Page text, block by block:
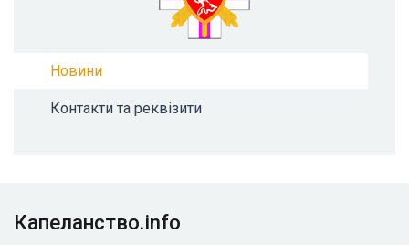
Новини
Контакти та реквізити
Капеланство.info